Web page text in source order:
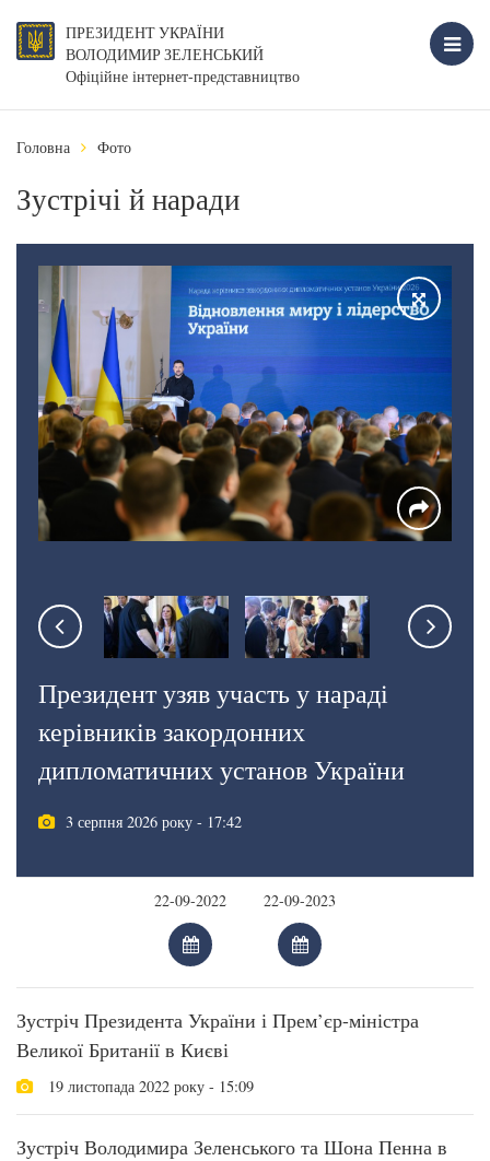
ПРЕЗИДЕНТ УКРАЇНИ
ВОЛОДИМИР ЗЕЛЕНСЬКИЙ
Офіційне інтернет-представництво
Головна Фото
Зустрічі й наради
Президент узяв участь у нараді
керівників закордонних
дипломатичних установ України
3 серпня 2026 року - 17:42
Зустріч Президента України і Прем’єр-міністра
Великої Британії в Києві
19 листопада 2022 року - 15:09
Зустріч Володимира Зеленського та Шона Пенна в